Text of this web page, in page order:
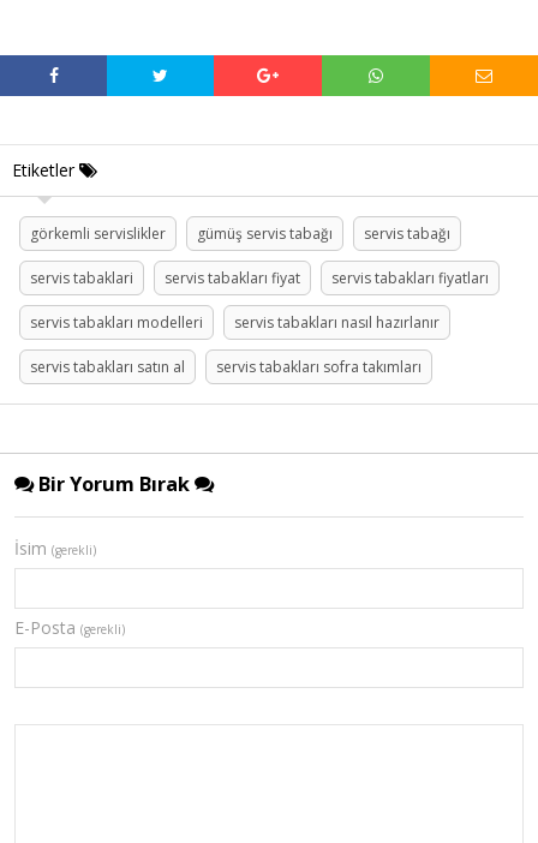
Etiketler
görkemli servislikler gümüş servis tabağı servis tabağı
servis tabaklari servis tabakları fiyat servis tabakları fiyatları
servis tabakları modelleri servis tabakları nasıl hazırlanır
servis tabakları satın al servis tabakları sofra takımları
Bir Yorum Bırak
İsim (gerekli)
E-Posta (gerekli)